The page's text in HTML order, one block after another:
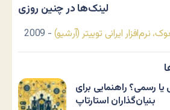
لینک‌ها در چنین روزی
نرم‌افزار ایرانی توییتر (آرشیو) - 2009
رسمی؟ راهنمایی برای
بنیان‌گذاران استارتاپ